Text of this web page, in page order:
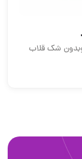
وبدون شک قلاب